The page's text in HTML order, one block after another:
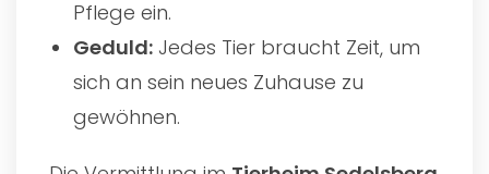
Pflege ein.
Geduld: Jedes Tier braucht Zeit, um
sich an sein neues Zuhause zu
gewöhnen.